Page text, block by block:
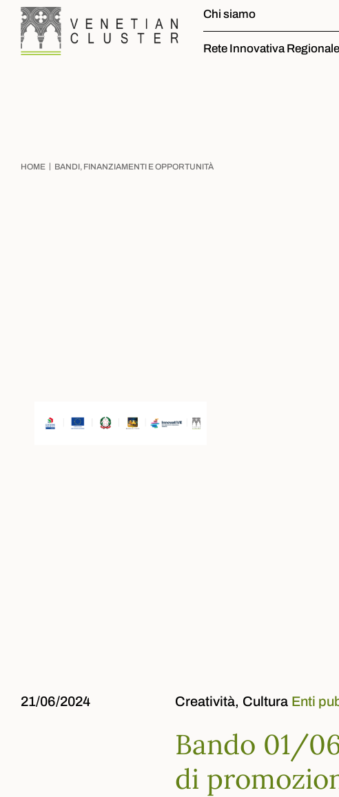
Chi siamo
Rete Innovativa Regionale
HOME | BANDI, FINANZIAMENTI E OPPORTUNITÀ
21/06/2024 Creatività, Cultura Enti
Bando 01/
di